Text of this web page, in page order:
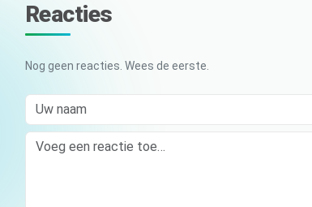
Reacties
Nog geen reacties. Wees de eerste.
Uw naam
Comment